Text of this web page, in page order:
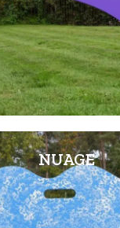
NUAGE